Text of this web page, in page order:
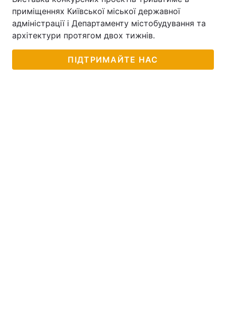
приміщеннях Київської міської державної
адміністрації і Департаменту містобудування та
архітектури протягом двох тижнів.
ПІДТРИМАЙТЕ НАС